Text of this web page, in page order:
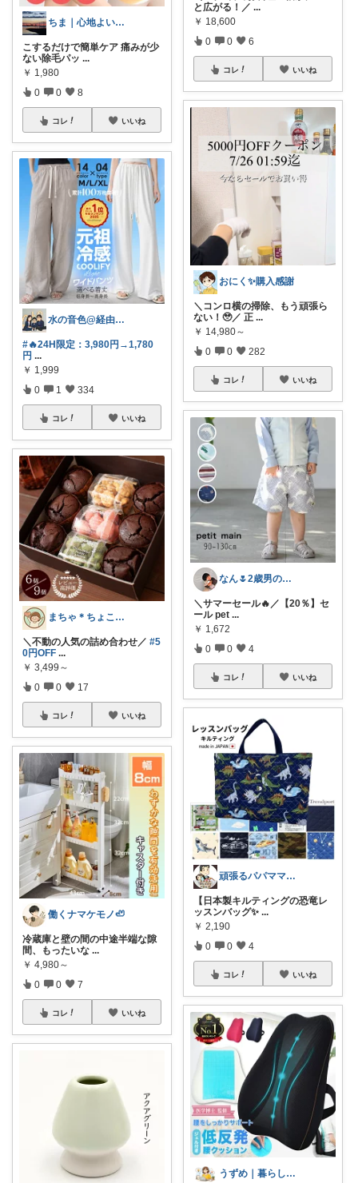
ちま｜心地よい日常のアイテム🍁
こするだけで簡単ケア 痛みが少
ない除毛パッ ...
￥ 1,980
0 0 8
コレ いいね
水の音色@経由購入ありがとう！
#🔥24H限定：3,980円→1,780
円 ...
￥ 1,999
0 1 334
コレ いいね
まちゃ＊ちょこっとご褒美スイーツ×暮らし
＼不動の人気の詰め合わせ／ #5
0円OFF ...
￥ 3,499～
0 0 17
コレ いいね
働くナマケモノ🦥
冷蔵庫と壁の間の中途半端な隙
間、もったいな ...
￥ 4,980～
0 0 7
コレ いいね
と広がる！／ ...
￥ 18,600
0 0 6
コレ いいね
おにく✨購入感謝
＼コンロ横の掃除、もう頑張ら
ない！🥹／ 正 ...
￥ 14,980～
0 0 282
コレ いいね
なん🌷2歳男の子ママ⿻*.アイコン変更
＼サマーセール🔥／【20％】セ
ール pet ...
￥ 1,672
0 0 4
コレ いいね
頑張るパパママ応援隊@育児・子供用品紹介
【日本製キルティングの恐竜レ
ッスンバッグ✨ ...
￥ 2,190
0 0 4
コレ いいね
うずめ｜暮らしのアップデート